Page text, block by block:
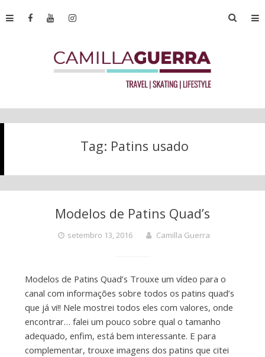
Tag: Patins usado
Modelos de Patins Quad’s
setembro 13, 2016 Camilla Guerra
Modelos de Patins Quad’s Trouxe um vídeo para o
canal com informações sobre todos os patins quad’s
que já vi!! Nele mostrei todos eles com valores, onde
encontrar… falei um pouco sobre qual o tamanho
adequado, enfim, está bem interessante. E para
complementar, trouxe imagens dos patins que citei